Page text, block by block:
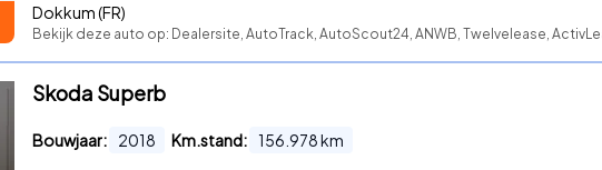
Dokkum (FR)
Bekijk deze auto op: Dealersite, AutoTrack, AutoScout24, ANWB, Twelvelease,
Skoda Superb
Bouwjaar: 2018 Km.stand: 156.978km